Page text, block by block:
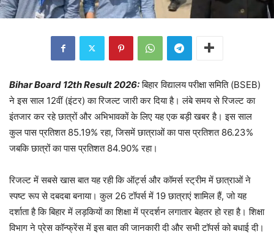
Bihar Board 12th Result 2026: बिहार विद्यालय परीक्षा समिति (BSEB)
ने इस साल 12वीं (इंटर) का रिजल्ट जारी कर दिया है। लंबे समय से रिजल्ट का
इंतजार कर रहे छात्रों और अभिभावकों के लिए यह एक बड़ी खबर है। इस साल
कुल पास प्रतिशत 85.19% रहा, जिसमें छात्राओं का पास प्रतिशत 86.23%
जबकि छात्रों का पास प्रतिशत 84.90% रहा।
रिजल्ट में सबसे खास बात यह रही कि ऑर्ट्स और कॉमर्स स्ट्रीम में छात्राओं ने
स्पष्ट रूप से दबदबा बनाया। कुल 26 टॉपर्स में 19 छात्राएं शामिल हैं, जो यह
दर्शाता है कि बिहार में लड़कियों का शिक्षा में प्रदर्शन लगातार बेहतर हो रहा है। शिक्षा
विभाग ने प्रेस कॉन्फ्रेंस में इस बात की जानकारी दी और सभी टॉपर्स को बधाई दी।